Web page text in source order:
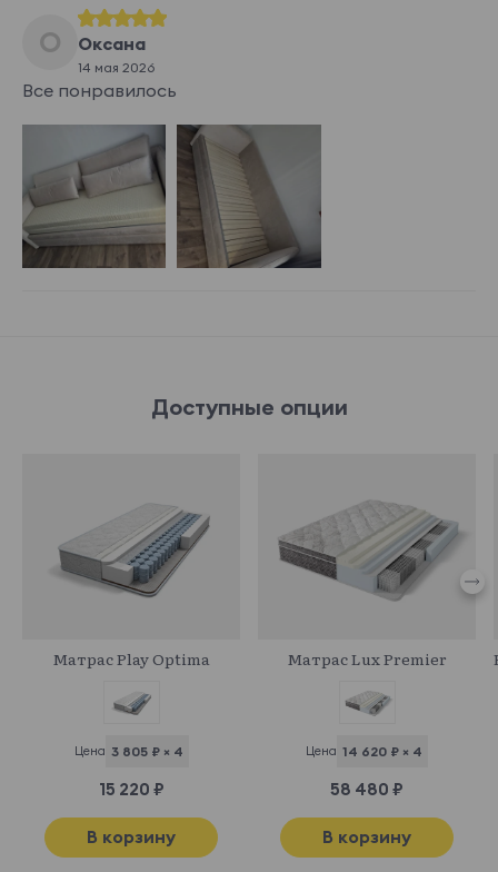
О Оксана
14 мая 2026
Все понравилось
Доступные опции
Матрас Play Optima
Цена 3 805 ₽ × 4
15 220 ₽
В корзину
Матрас Lux Premier
Цена 14 620 ₽ × 4
58 480 ₽
В корзину